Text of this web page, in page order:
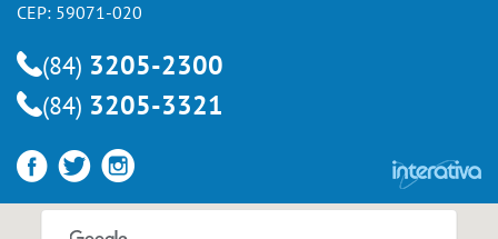
CEP: 59071-020
(84) 3205-2300
(84) 3205-3321